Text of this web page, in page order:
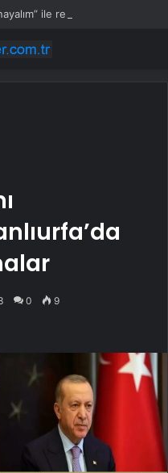
ile renklendi
0 9